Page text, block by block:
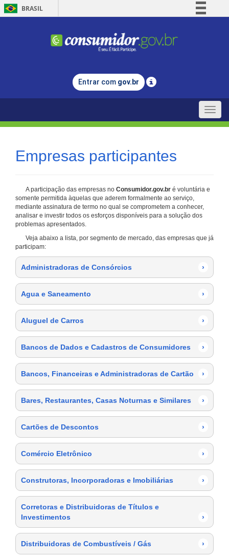
BRASIL
Comunica BR
Legislação
Entrar com gov.br
Toggle
Empresas participantes
A participação das empresas no Consumidor.gov.br é voluntária e
somente permitida àquelas que aderem formalmente ao serviço,
mediante assinatura de termo no qual se comprometem a conhecer,
analisar e investir todos os esforços disponíveis para a solução dos
problemas apresentados.
Veja abaixo a lista, por segmento de mercado, das empresas que já
participam:
Administradoras de Consórcios ›
Agua e Saneamento ›
Aluguel de Carros ›
Bancos de Dados e Cadastros de Consumidores ›
Bancos, Financeiras e Administradoras de Cartão ›
Bares, Restaurantes, Casas Noturnas e Similares ›
Cartões de Descontos ›
Comércio Eletrônico ›
Construtoras, Incorporadoras e Imobiliárias ›
Corretoras e Distribuidoras de Títulos e
Investimentos
›
Distribuidoras de Combustíveis / Gás ›